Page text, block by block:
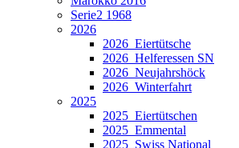
Serie2 1968
2026
2026_Eiertütsche
2026_Helferessen SN
2026_Neujahrshöck
2026_Winterfahrt
2025
2025_Eiertütschen
2025_Emmental
2025_Swiss National